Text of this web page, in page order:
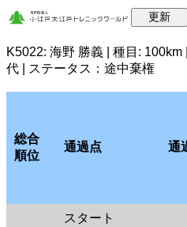
K5022: 海野 勝義 | 種目:
代 | ステータス：途中棄権
総合
順位
通過点 通
スタート